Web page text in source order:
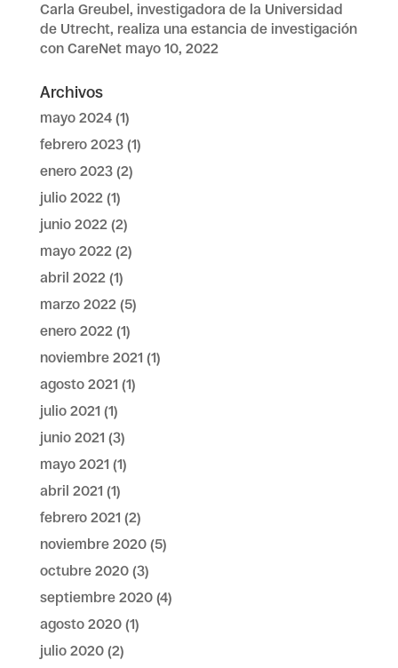
Carla Greubel, investigadora de la Universidad
de Utrecht, realiza una estancia de investigación
con CareNet mayo 10, 2022
Archivos
mayo 2024(1)
febrero 2023(1)
enero 2023(2)
julio 2022(1)
junio 2022(2)
mayo 2022(2)
abril 2022(1)
marzo 2022(5)
enero 2022(1)
noviembre 2021 (1)
agosto 2021 (1)
julio 2021 (1)
junio 2021 (3)
mayo 2021 (1)
abril 2021 (1)
febrero 2021 (2)
noviembre 2020(5)
octubre 2020(3)
septiembre 2020(4)
agosto 2020(1)
julio 2020(2)